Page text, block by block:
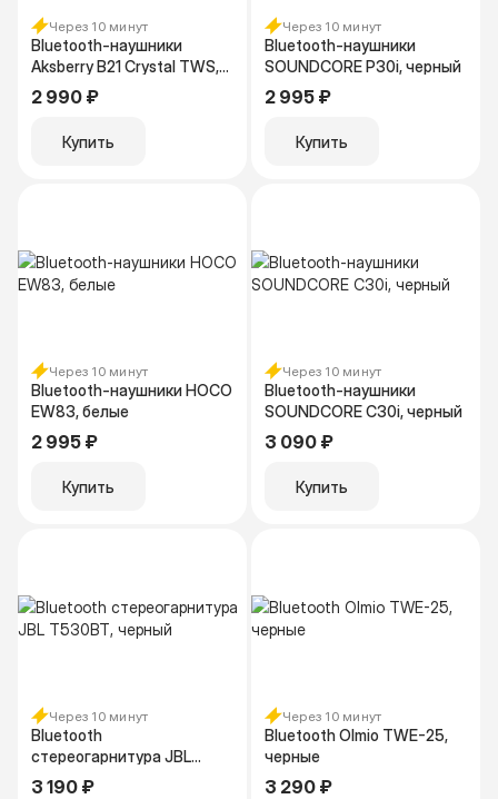
Через 10 минут
Bluetooth-наушники
Aksberry B21 Crystal TWS,
белый
2 990 ₽
Купить
Через 10 минут
Bluetooth-наушники
SOUNDCORE P30i, черный
2 995 ₽
Купить
Через 10 минут
Bluetooth-наушники HOCO
EW83, белые
2 995 ₽
Купить
Через 10 минут
Bluetooth-наушники
SOUNDCORE C30i, черный
3 090 ₽
Купить
Через 10 минут
Bluetooth
стереогарнитура JBL
T530BT, черный
3 190 ₽
Через 10 минут
Bluetooth Olmio TWE-25,
черные
3 290 ₽